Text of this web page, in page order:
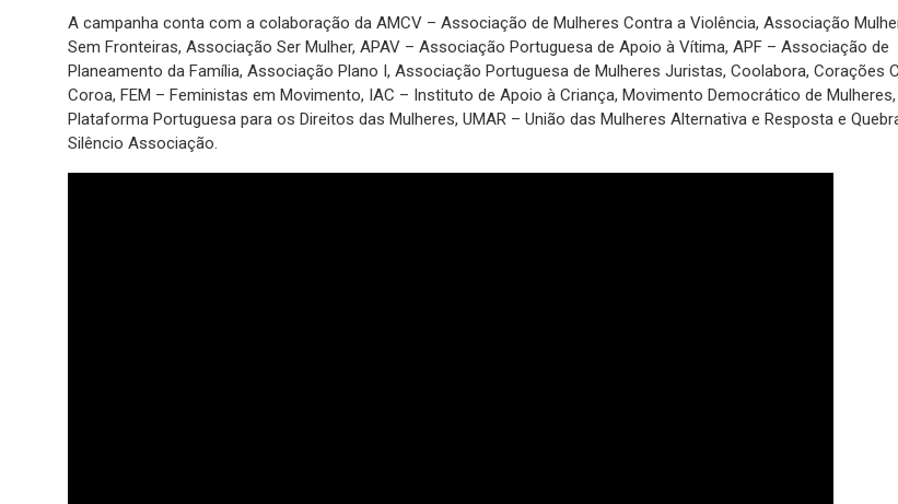
A campanha conta com a colaboração da AMCV – Associação de Mulheres Contra a Violência, Associação
Sem Fronteiras, Associação Ser Mulher, APAV – Associação Portuguesa de Apoio à Vítima, APF – Associação de
Planeamento da Família, Associação Plano I, Associação Portuguesa de Mulheres Juristas, Coolabora, Corações
Coroa, FEM – Feministas em Movimento, IAC – Instituto de Apoio à Criança, Movimento Democrático de Mulheres,
Plataforma Portuguesa para os Direitos das Mulheres, UMAR – União das Mulheres Alternativa e Resposta e
Silêncio Associação.